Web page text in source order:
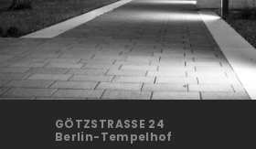
GÖTZSTRASSE 24
Berlin-Tempelhof